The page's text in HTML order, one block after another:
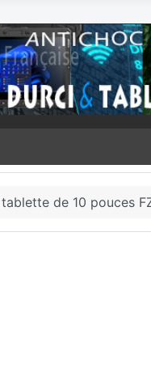
de 10 pouces